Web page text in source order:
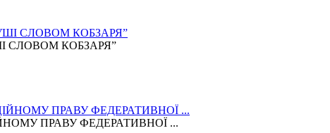
КОБЗАРЯ”
ПРАВУ ФЕДЕРАТИВНОЇ ...